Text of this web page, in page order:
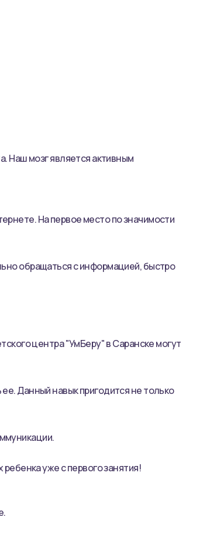
Наш мозг является активным
На первое место по значимости
обращаться с информацией, быстро
центра "УмБеру" в Саранске могут
Данный навык пригодится не только
уже с первого занятия!